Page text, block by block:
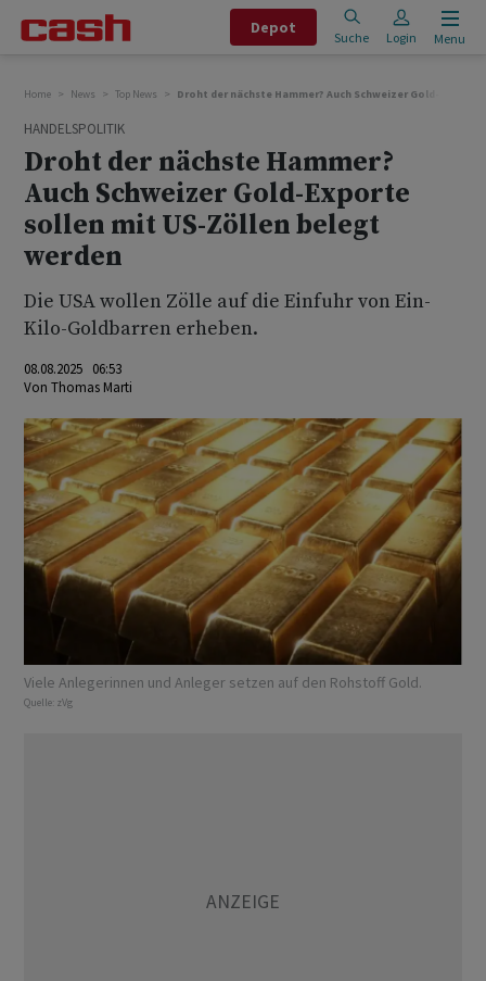
Depot
Suche Login Menu
Home News Top News Droht der nächste Hammer? Auch Schweizer Gold-
HANDELSPOLITIK
Droht der nächste Hammer?
Auch Schweizer Gold-Exporte
sollen mit US-Zöllen belegt
werden
Die USA wollen Zölle auf die Einfuhr von Ein-
Kilo-Goldbarren erheben.
08.08.2025 06:53
Von Thomas Marti
Viele Anlegerinnen und Anleger setzen auf den Rohstoff Gold.
Quelle: zVg